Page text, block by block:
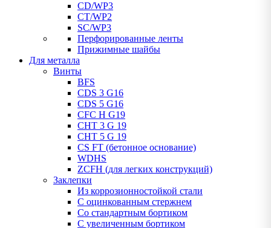
CD/WP3
CT/WP2
SC/WP3
Перфорированные ленты
Прижимные шайбы
Для металла
Винты
BFS
CDS 3 G16
CDS 5 G16
CFC H G19
CHT 3 G 19
CHT 5 G 19
CS FT (бетонное основание)
WDHS
ZCFH (для легких конструкций)
Заклепки
Из коррозионностойкой стали
С оцинкованным стержнем
Со стандартным бортиком
С увеличенным бортиком